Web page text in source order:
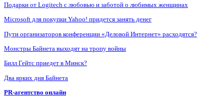
Подарки от Logitech с любовью и заботой о любимых женщинах
Microsoft для покупки Yahoo! придется занять денег
Пути организаторов конференции «Деловой Интернет» расходятся?
Монстры Байнета выходят на тропу войны
Билл Гейтс приедет в Минск?
Два ярких дня Байнета
PR-агентство онлайн